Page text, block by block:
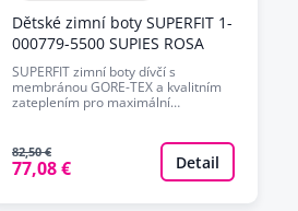
Dětské zimní boty SUPERFIT 1-
000779-5500 SUPIES ROSA
SUPERFIT zimní boty dívčí s
membránou GORE-TEX a kvalitním
zateplením pro maximální…
82,50 €
77,08 € Detail